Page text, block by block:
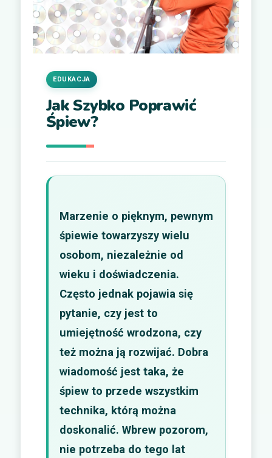
Jak Szybko Poprawić
Śpiew?
EDUKACJA
Marzenie o pięknym, pewnym
śpiewie towarzyszy wielu
osobom, niezależnie od
wieku i doświadczenia.
Często jednak pojawia się
pytanie, czy jest to
umiejętność wrodzona, czy
też można ją rozwijać. Dobra
wiadomość jest taka, że
śpiew to przede wszystkim
technika, którą można
doskonalić. Wbrew pozorom,
nie potrzeba do tego lat